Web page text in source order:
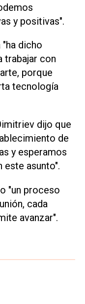
y positivas".
"ha dicho
trabajar con
porque
tecnología
dijo que
de
y esperamos
este asunto".
"un proceso
cada
avanzar".